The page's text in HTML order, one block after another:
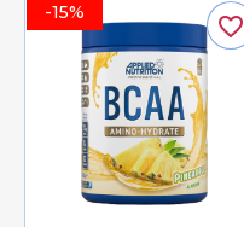
-15% favorite_border